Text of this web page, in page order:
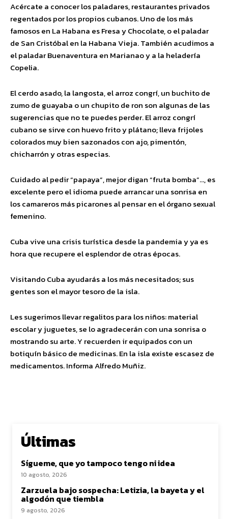
Acércate a conocer los paladares, restaurantes privados
regentados por los propios cubanos. Uno de los más
famosos en La Habana es Fresa y Chocolate, o el paladar
de San Cristóbal en la Habana Vieja. También acudimos a
el paladar Buenaventura en Marianao y a la heladería
Copelia.
El cerdo asado, la langosta, el arroz congrí, un buchito de
zumo de guayaba o un chupito de ron son algunas de las
sugerencias que no te puedes perder. El arroz congrí
cubano se sirve con huevo frito y plátano; lleva frijoles
colorados muy bien sazonados con ajo, pimentón,
chicharrón y otras especias.
Cuidado al pedir “papaya”, mejor digan “fruta bomba”…, es
excelente pero el idioma puede arrancar una sonrisa en
los camareros más picarones al pensar en el órgano sexual
femenino.
Cuba vive una crisis turística desde la pandemia y ya es
hora que recupere el esplendor de otras épocas.
Visitando Cuba ayudarás a los más necesitados; sus
gentes son el mayor tesoro de la isla.
Les sugerimos llevar regalitos para los niños: material
escolar y juguetes, se lo agradecerán con una sonrisa o
mostrando su arte. Y recuerden ir equipados con un
botiquín básico de medicinas. En la isla existe escasez de
medicamentos. Informa Alfredo Muñiz.
Últimas
Sígueme, que yo tampoco tengo ni idea
10 agosto, 2026
Zarzuela bajo sospecha: Letizia, la bayeta y el
algodón que tiembla
9 agosto, 2026